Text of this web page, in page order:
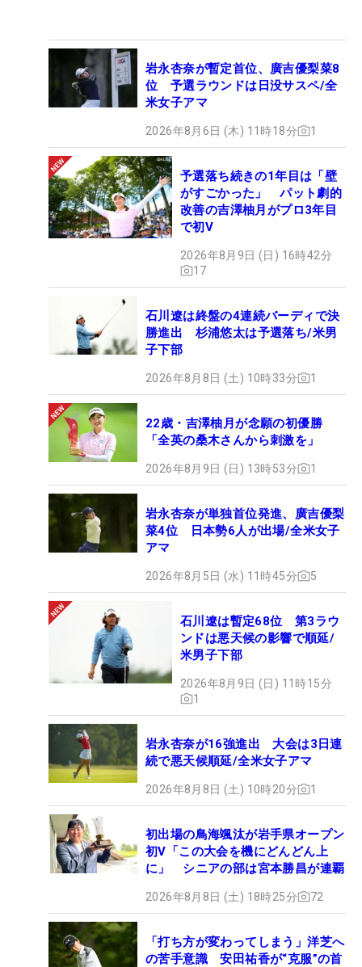
岩永杏奈が暫定首位、廣吉優梨菜8
位 予選ラウンドは日没サスペ/全
米女子アマ
2026年8月6日 (木) 11時18分 1
予選落ち続きの1年目は「壁
がすごかった」 パット劇的
改善の吉澤柚月がプロ3年目
で初V
2026年8月9日 (日) 16時42分
17
石川遼は終盤の4連続バーディで決
勝進出 杉浦悠太は予選落ち/米男
子下部
2026年8月8日 (土) 10時33分 1
22歳・吉澤柚月が念願の初優勝
「全英の桑木さんから刺激を」
2026年8月9日 (日) 13時53分 1
岩永杏奈が単独首位発進、廣吉優梨
菜4位 日本勢6人が出場/全米女子
アマ
2026年8月5日 (水) 11時45分 5
石川遼は暫定68位 第3ラウ
ンドは悪天候の影響で順延/
米男子下部
2026年8月9日 (日) 11時15分
1
岩永杏奈が16強進出 大会は3日連
続で悪天候順延/全米女子アマ
2026年8月8日 (土) 10時20分 1
初出場の鳥海颯汰が岩手県オープン
初V「この大会を機にどんどん上
に」 シニアの部は宮本勝昌が連覇
2026年8月8日 (土) 18時25分 72
「打ち方が変わってしまう」洋芝へ
の苦手意識 安田祐香が“克服”の首